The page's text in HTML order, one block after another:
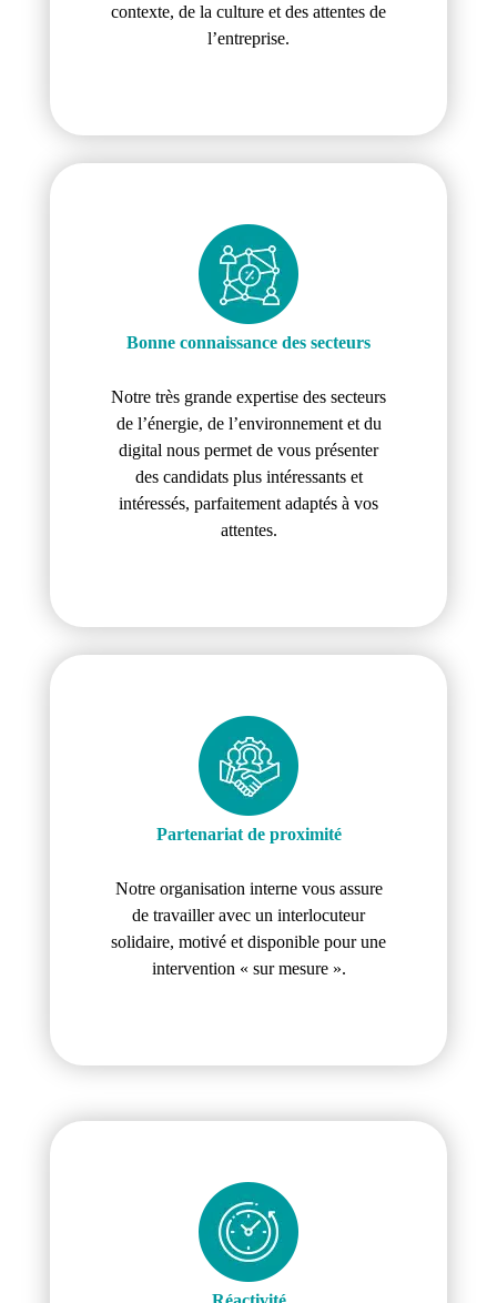
contexte, de la culture et des attentes de
l’entreprise.
Bonne connaissance des secteurs
Notre très grande expertise des secteurs
de l’énergie, de l’environnement et du
digital nous permet de vous présenter
des candidats plus intéressants et
intéressés, parfaitement adaptés à vos
attentes.
Partenariat de proximité
Notre organisation interne vous assure
de travailler avec un interlocuteur
solidaire, motivé et disponible pour une
intervention « sur mesure ».